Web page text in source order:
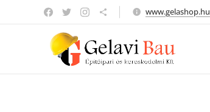
www.gelashop.hu